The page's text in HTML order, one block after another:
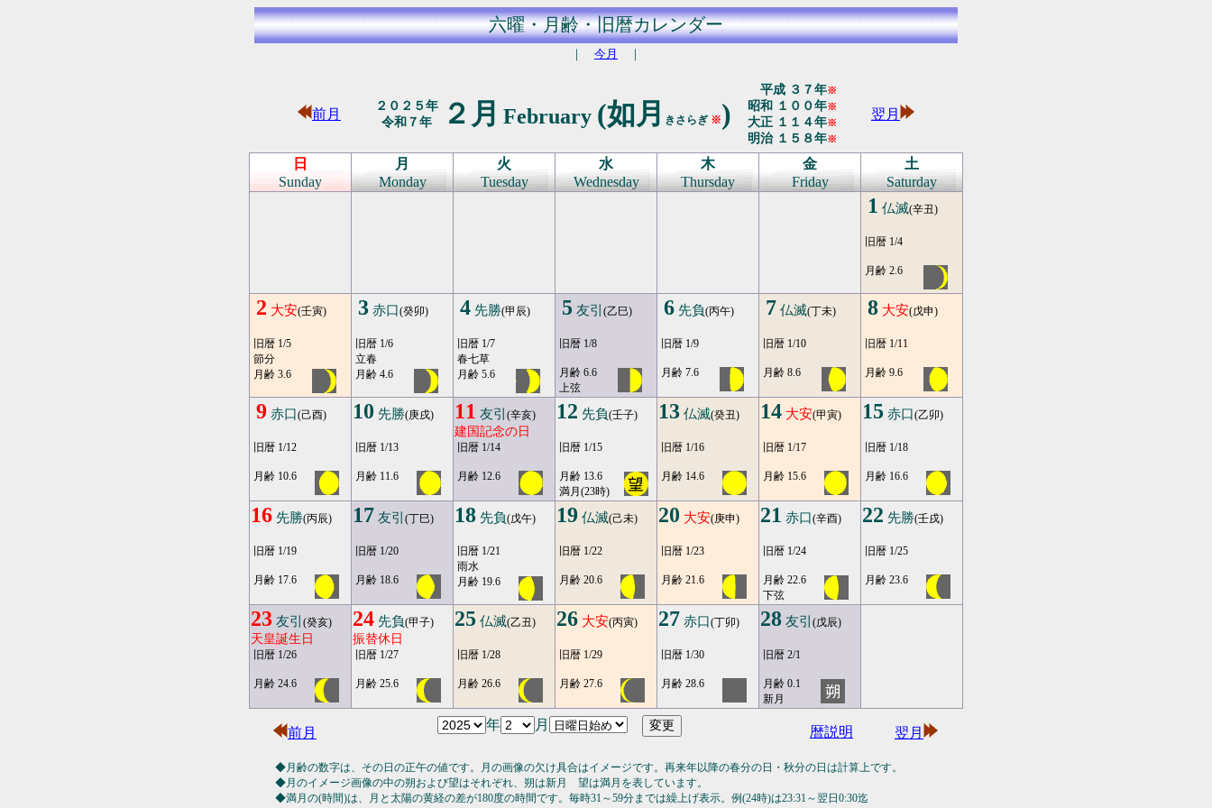
六曜・月齢・旧暦カレンダー
｜ 今月 ｜
前月
２０２５年
令和７年
２月 February (如月 きさらぎ ※)
平成 ３７年※
昭和 １００年※
大正 １１４年※
明治 １５８年※
翌月
日
Sunday
月
Monday
火
Tuesday
水
Wednesday
木
Thursday
金
Friday
土
Saturday
1 仏滅(辛丑)
旧暦 1/4
月齢 2.6
2 大安(壬寅)
旧暦 1/5
節分
月齢 3.6
3 赤口(癸卯)
旧暦 1/6
立春
月齢 4.6
4 先勝(甲辰)
旧暦 1/7
春七草
月齢 5.6
5 友引 (乙巳)
旧暦 1/8
月齢 6.6
上弦
6 先負(丙午)
旧暦 1/9
月齢 7.6
7 仏滅(丁未)
旧暦 1/10
月齢 8.6
8 大安(戊申)
旧暦 1/11
月齢 9.6
9 赤口(己酉)
旧暦 1/12
月齢 10.6
10 先勝(庚戌)
旧暦 1/13
月齢 11.6
11 友引 (辛亥)
建国記念の日
旧暦 1/14
月齢 12.6
12 先負(壬子)
旧暦 1/15
月齢 13.6
満月(23時)
13 仏滅(癸丑)
旧暦 1/16
月齢 14.6
14 大安(甲寅)
旧暦 1/17
月齢 15.6
15 赤口(乙卯)
旧暦 1/18
月齢 16.6
16 先勝(丙辰)
旧暦 1/19
月齢 17.6
17 友引 (丁巳)
旧暦 1/20
月齢 18.6
18 先負(戊午)
旧暦 1/21
雨水
月齢 19.6
19 仏滅(己未)
旧暦 1/22
月齢 20.6
20 大安(庚申)
旧暦 1/23
月齢 21.6
21 赤口(辛酉)
旧暦 1/24
月齢 22.6
下弦
22 先勝(壬戌)
旧暦 1/25
月齢 23.6
23 友引 (癸亥)
天皇誕生日
旧暦 1/26
月齢 24.6
24 先負(甲子)
振替休日
旧暦 1/27
月齢 25.6
25 仏滅(乙丑)
旧暦 1/28
月齢 26.6
26 大安(丙寅)
旧暦 1/29
月齢 27.6
27 赤口(丁卯)
旧暦 1/30
月齢 28.6
28 友引 (戊辰)
旧暦 2/1
月齢 0.1
新月
前月
年 月 暦説明 翌月
◆月齢の数字は、その日の正午の値です。月の画像の欠け具合はイメージです。再来年以降の春分の日・秋分の日は計算上です。
◆月のイメージ画像の中の朔および望はそれぞれ、朔は新月 望は満月を表しています。
◆満月の(時間)は、月と太陽の黄経の差が180度の時間です。毎時31～59分までは繰上げ表示。例(24時)は23:31～翌日0:30迄